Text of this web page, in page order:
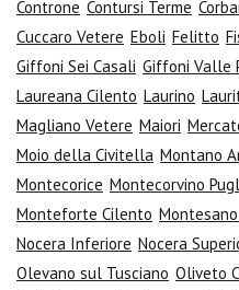
Controne Contursi Terme
Cuccaro Vetere Eboli Felitto
Giffoni Sei Casali Giffoni Valle
Laureana Cilento Laurino
Magliano Vetere Maiori
Moio della Civitella Montano
Montecorice Montecorvino
Monteforte Cilento
Nocera Inferiore Nocera
Olevano sul Tusciano Oliveto